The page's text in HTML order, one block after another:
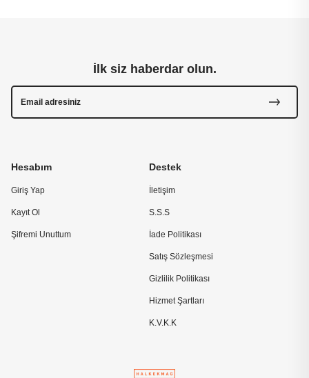
Hesabım
Giriş Yap
Kayıt Ol
Şifremi Unuttum
Destek
İletişim
S.S.S
İade Politikası
Satış Sözleşmesi
Gizlilik Politikası
Hizmet Şartları
K.V.K.K
İlk siz haberdar olun.